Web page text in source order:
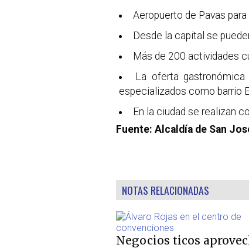
Aeropuerto de Pavas
Desde la capital se
Más de 200 actividades
La oferta
especializados como barrio
En la ciudad se realizan
Fuente: Alcaldía de San
NOTAS RELACIONADAS
Negocios ticos